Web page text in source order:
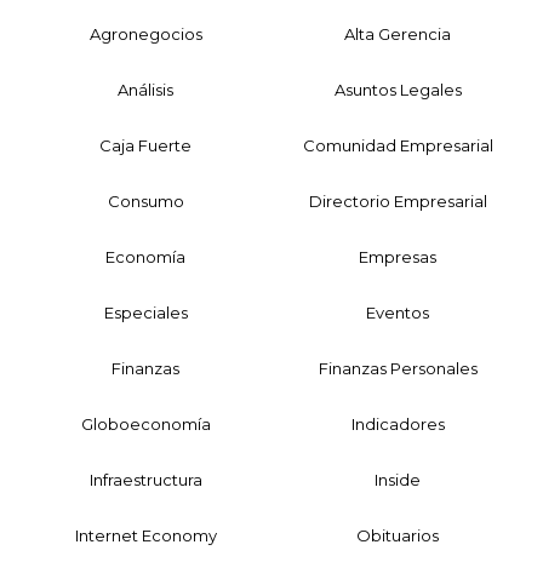
Agronegocios Alta Gerencia
Análisis Asuntos Legales
Caja Fuerte Comunidad Empresarial
Consumo Directorio Empresarial
Economía Empresas
Especiales Eventos
Finanzas Finanzas Personales
Globoeconomía Indicadores
Infraestructura Inside
Internet Economy Obituarios